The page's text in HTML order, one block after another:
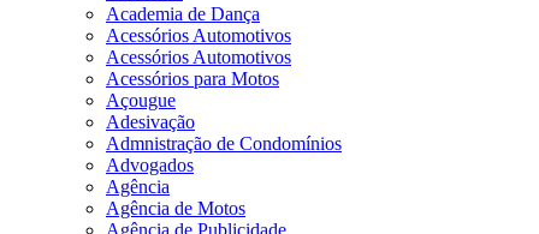
Academia de Dança
Acessórios Automotivos
Acessórios Automotivos
Acessórios para Motos
Açougue
Adesivação
Admnistração de Condomínios
Advogados
Agência
Agência de Motos
Agência de Publicidade